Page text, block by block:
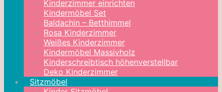
Kinderzimmer einrichten
Kindermöbel Set
Baldachin – Betthimmel
Rosa Kinderzimmer
Weißes Kinderzimmer
Kindermöbel Massivholz
Kinderschreibtisch höhenverstellbar
Deko Kinderzimmer
Sitzmöbel